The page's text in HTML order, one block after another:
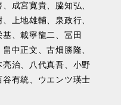
成宮寛貴、脇知弘、
上地雄輔、泉政行、
基 、載寧龍二、冨田
中正文、古畑勝隆、
治、八代真吾、小野
有統、ウエンツ瑛士